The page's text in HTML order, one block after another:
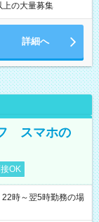
上の大量募集
詳細へ
スマホの
OK
時～翌5時勤務の場